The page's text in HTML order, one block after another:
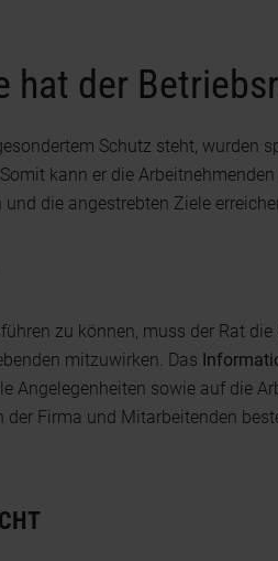
hat der
Schutz steht, wurden
kann er die
die angestrebten Ziele
zu können, muss der Rat
mitzuwirken. Das
Angelegenheiten sowie auf die
der Firma und Mitarbeitenden